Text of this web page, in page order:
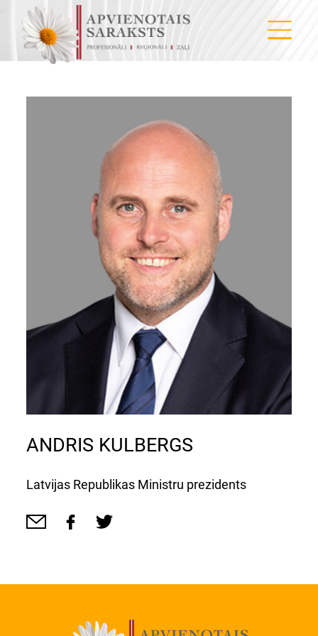
ANDRIS KULBERGS
Latvijas Republikas Ministru prezidents